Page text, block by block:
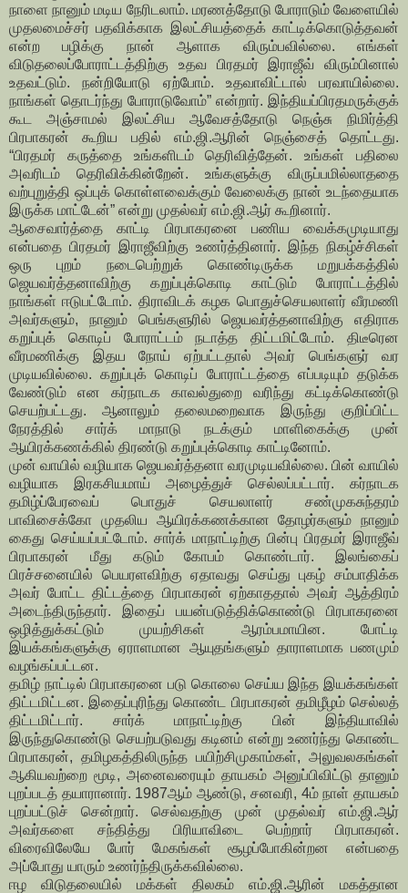
நாளை நானும் மடிய நேரிடலாம். மரணத்தோடு போராடும் வேளையில்
முதலமைச்சர் பதவிக்காக இலட்சியத்தைக் காட்டிக்கொடுத்தவன்
என்ற பழிக்கு நான் ஆளாக விரும்பவில்லை. எங்கள்
விடுதலைப்போராட்டத்திற்கு உதவ பிரதமர் இராஜீவ் விரும்பினால்
உதவட்டும். நன்றியோடு ஏற்போம். உதவாவிட்டால் பரவாயில்லை.
நாங்கள் தொடர்ந்து போராடுவோம்” என்றார். இந்தியப்பிரதமருக்குக்
கூட அஞ்சாமல் இலட்சிய ஆவேசத்தோடு நெஞ்சு நிமிர்த்தி
பிரபாகரன் கூறிய பதில் எம்.ஜி.ஆரின் நெஞ்சைத் தொட்டது.
“பிரதமர் கருத்தை உங்களிடம் தெரிவித்தேன். உங்கள் பதிலை
அவரிடம் தெரிவிக்கின்றேன். உங்களுக்கு விருப்பமில்லாததை
வற்புறுத்தி ஒப்புக் கொள்ளவைக்கும் வேலைக்கு நான் உடந்தையாக
இருக்க மாட்டேன்” என்று முதல்வர் எம்.ஜி.ஆர் கூறினார்.
ஆசைவார்த்தை காட்டி பிரபாகரனை பணிய வைக்கமுடியாது
என்பதை பிரதமர் இராஜீவிற்கு உணர்த்தினார். இந்த நிகழ்ச்சிகள்
ஒரு புறம் நடைபெற்றுக் கொண்டிருக்க மறுபக்கத்தில்
ஜெயவர்த்தனாவிற்கு கறுப்புக்கொடி காட்டும் போராட்டத்தில்
நாங்கள் ஈடுபட்டோம். திராவிடக் கழக பொதுச்செயலாளர் வீரமணி
அவர்களும், நானும் பெங்களுரில் ஜெயவர்த்தனாவிற்கு எதிராக
கறுப்புக் கொடிப் போராட்டம் நடாத்த திட்டமிட்டோம். திடீரென
வீரமணிக்கு இதய நோய் ஏற்பட்டதால் அவர் பெங்களுர் வர
முடியவில்லை. கறுப்புக் கொடிப் போராட்டத்தை எப்படியும் தடுக்க
வேண்டும் என கர்நாடக காவல்துறை வரிந்து கட்டிக்கொண்டு
செயற்பட்டது. ஆனாலும் தலைமறைவாக இருந்து குறிப்பிட்ட
நேரத்தில் சார்க் மாநாடு நடக்கும் மாளிகைக்கு முன்
ஆயிரக்கணக்கில் திரண்டு கறுப்புக்கொடி காட்டினோம்.
முன் வாயில் வழியாக ஜெயவர்த்தனா வரமுடியவில்லை. பின் வாயில்
வழியாக இரகசியமாய் அழைத்துச் செல்லப்பட்டார். கர்நாடக
தமிழ்ப்பேரவைப் பொதுச் செயலாளர் சண்முகசுந்தரம்
பாவிசைக்கோ முதலிய ஆயிரக்கணக்கான தோழர்களும் நானும்
கைது செய்யப்பட்டோம். சார்க் மாநாட்டிற்கு பின்பு பிரதமர் இராஜீவ்
பிரபாகரன் மீது கடும் கோபம் கொண்டார். இலங்கைப்
பிரச்சனையில் பெயரளவிற்கு ஏதாவது செய்து புகழ் சம்பாதிக்க
அவர் போட்ட திட்டத்தை பிரபாகரன் ஏற்காததால் அவர் ஆத்திரம்
அடைந்திருந்தார். இதைப் பயன்படுத்திக்கொண்டு பிரபாகரனை
ஒழித்துக்கட்டும் முயற்சிகள் ஆரம்பமாயின. போட்டி
இயக்கங்களுக்கு ஏராளமான ஆயுதங்களும் தாராளமாக பணமும்
வழங்கப்பட்டன.
தமிழ் நாட்டில் பிரபாகரனை படு கொலை செய்ய இந்த இயக்கங்கள்
திட்டமிட்டன. இதைப்புரிந்து கொண்ட பிரபாகரன் தமிழீழம் செல்லத்
திட்டமிட்டார். சார்க் மாநாட்டிற்கு பின் இந்தியாவில்
இருந்துகொண்டு செயற்படுவது கடினம் என்று உணர்ந்து கொண்ட
பிரபாகரன், தமிழகத்திலிருந்த பயிற்சிமுகாம்கள், அலுவலகங்கள்
ஆகியவற்றை மூடி, அனைவரையும் தாயகம் அனுப்பிவிட்டு தானும்
புறப்படத் தயாரானார். 1987ஆம் ஆண்டு, சனவரி, 4ம் நாள் தாயகம்
புறப்பட்டுச் சென்றார். செல்வதற்கு முன் முதல்வர் எம்.ஜி.ஆர்
அவர்களை சந்தித்து பிரியாவிடை பெற்றார் பிரபாகரன்.
விரைவிலேயே போர் மேகங்கள் சூழப்போகின்றன என்பதை
அப்போது யாரும் உணர்ந்திருக்கவில்லை.
ஈழ விடுதலையில் மக்கள் திலகம் எம்.ஜி.ஆரின் மகத்தான